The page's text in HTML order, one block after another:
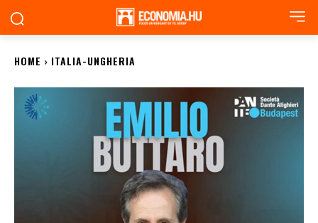
HOME ITALIA-UNGHERIA